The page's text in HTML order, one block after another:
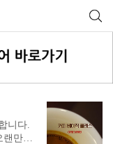
니다.
만에